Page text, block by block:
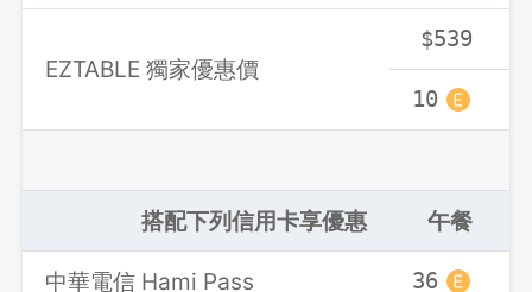
EZTABLE 獨家優惠價
$539
10
搭配下列信用卡享優惠 午餐
中華電信 Hami Pass 36
登出